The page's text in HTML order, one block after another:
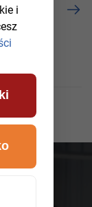
ROKU
i